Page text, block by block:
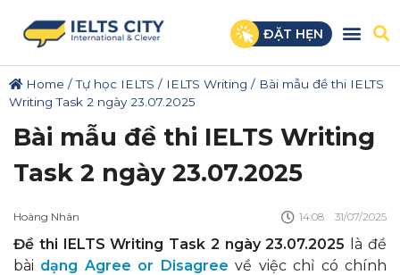
ĐẶT HẸN
Home /Tự học IELTS / IELTS Writing / Bài mẫu đề thi IELTS
Writing Task 2 ngày 23.07.2025
Bài mẫu đề thi IELTS Writing
Task 2 ngày 23.07.2025
Hoàng Nhân 14:08 31/07/2025
Đề thi IELTS Writing Task 2 ngày 23.07.2025 là đề
bài dạng Agree or Disagree về việc chỉ có chính